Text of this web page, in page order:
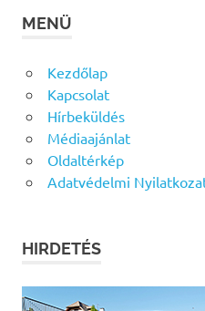
MENÜ
Kezdőlap
Kapcsolat
Hírbeküldés
Médiaajánlat
Oldaltérkép
Adatvédelmi
HIRDETÉS